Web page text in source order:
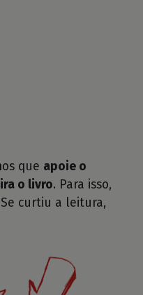
que apoie o
o livro. Para isso,
curtiu a leitura,